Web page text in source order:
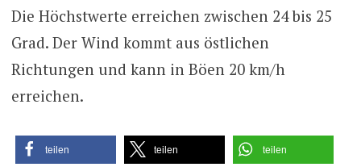
Die Höchstwerte erreichen zwischen 24 bis 25
Grad. Der Wind kommt aus östlichen
Richtungen und kann in Böen 20 km/h
erreichen.
teilen teilen teilen